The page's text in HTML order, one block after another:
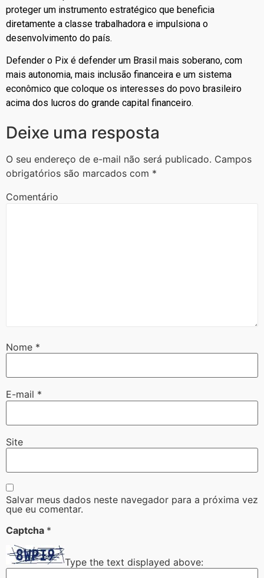
proteger um instrumento estratégico que beneficia
diretamente a classe trabalhadora e impulsiona o
desenvolvimento do país.
Defender o Pix é defender um Brasil mais soberano, com
mais autonomia, mais inclusão financeira e um sistema
econômico que coloque os interesses do povo brasileiro
acima dos lucros do grande capital financeiro.
Deixe uma resposta
O seu endereço de e-mail não será publicado. Campos
obrigatórios são marcados com *
Comentário
Nome *
E-mail *
Site
Salvar meus dados neste navegador para a próxima vez
que eu comentar.
Captcha *
Type the text displayed above: